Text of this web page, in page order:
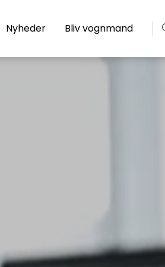
Nyheder Bliv vognmand